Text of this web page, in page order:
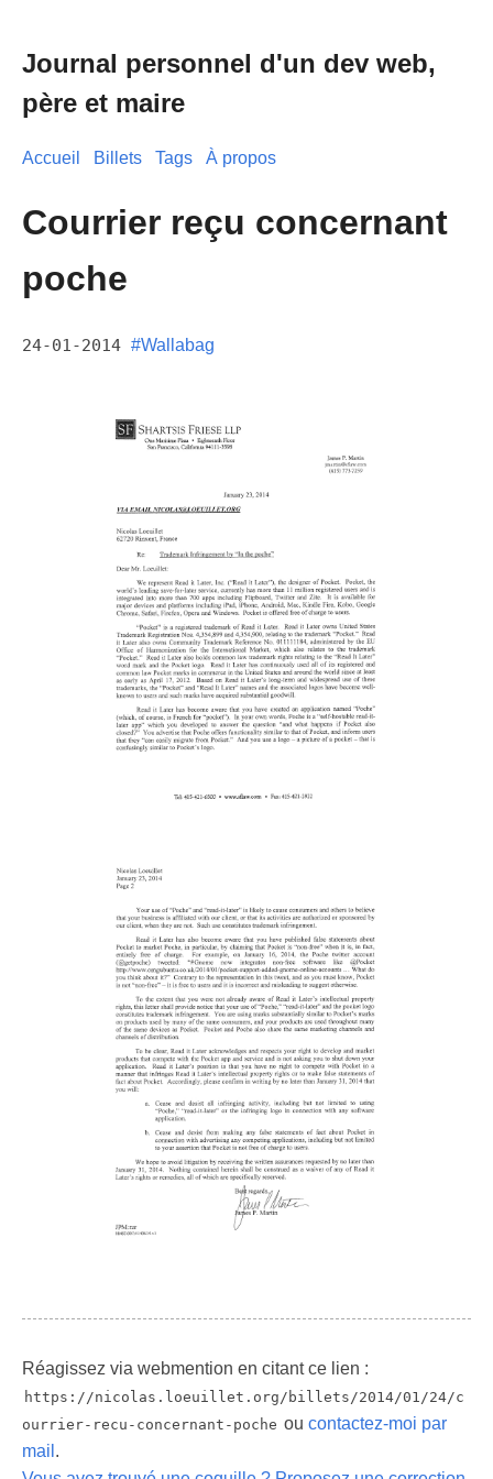
Journal personnel d'un dev web,
père et maire
Accueil Billets Tags À propos
Courrier reçu concernant
poche
24-01-2014 #Wallabag
Réagissez via webmention en citant ce lien :
https://nicolas.loeuillet.org/billets/2014/01/24/c
ourrier-recu-concernant-poche ou contactez-moi par
mail .